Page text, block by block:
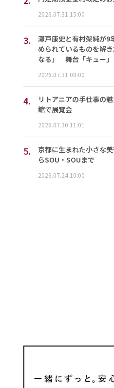
2026.07.31 15:00
3.
瀬戸康史と有村架純が9
められているものを解
なる」 舞台「キュー」
2026.07.31 08:00
4.
リトアニアの手仕事の
館で展覧会
2026.07.30 11:01
5.
京都に生まれた小さな
らSOU・SOUまで
2026.07.24 10:00